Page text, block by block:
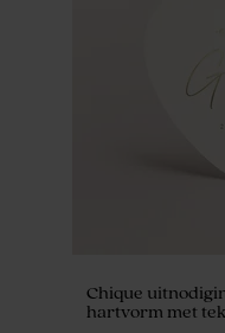
Chique
hartvorm met